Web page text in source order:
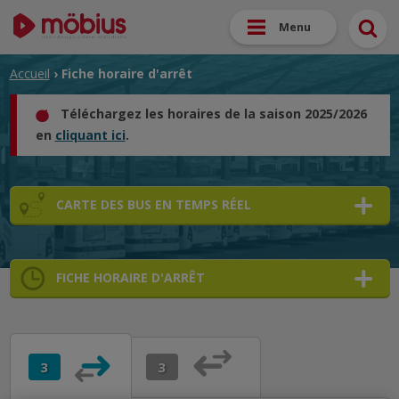
Menu
Accueil › Fiche horaire d'arrêt
Téléchargez les horaires de la saison 2025/2026
en cliquant ici.
CARTE DES BUS EN TEMPS RÉEL
FICHE HORAIRE D'ARRÊT
3 ➜
➜ 3 ➜
➜